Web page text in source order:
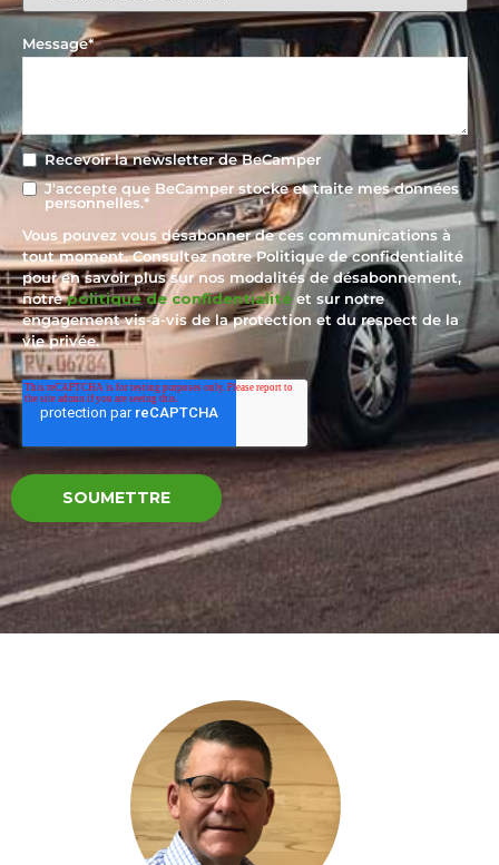
Message*
Recevoir la newsletter de BeCamper
J'accepte que BeCamper stocke et traite mes données
personnelles.*
Vous pouvez vous désabonner de ces communications à
tout moment. Consultez notre Politique de confidentialité
pour en savoir plus sur nos modalités de désabonnement,
notrepolitique de confidentialitéet sur notre
engagement vis-à-vis de la protection et du respect de la
vie privée.